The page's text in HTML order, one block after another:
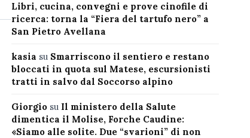
Libri, cucina, convegni e prove cinofile di
ricerca: torna la “Fiera del tartufo nero” a
San Pietro Avellana
kasia su Smarriscono il sentiero e restano
bloccati in quota sul Matese, escursionisti
tratti in salvo dal Soccorso alpino
Giorgiosu Il ministero della Salute
dimentica il Molise, Forche Caudine:
«Siamo alle solite. Due “svarioni” di non